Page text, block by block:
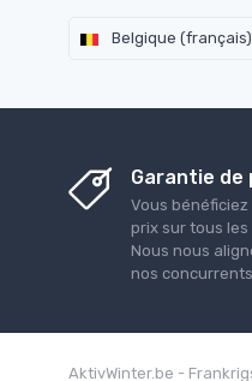
Belgique (français)
Garantie de
Vous
prix sur tous les
Nous nous
nos
AktivWinter.be -